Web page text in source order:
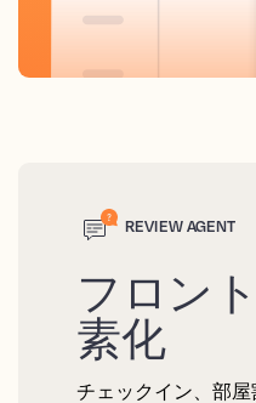
REVIEW AGENT
フロン
素化
チェックイン、部